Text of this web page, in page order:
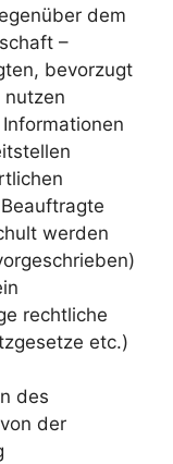
dem
–
bevorzugt
nutzen
werden
rechtliche
etc.)
des
der